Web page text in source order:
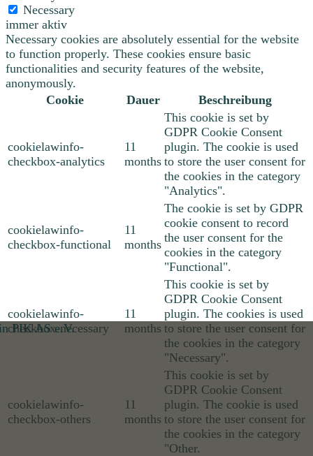
Necessary
immer aktiv
Necessary cookies are absolutely essential for the website
to function properly. These cookies ensure basic
functionalities and security features of the website,
anonymously.
Cookie
Dauer Beschreibung
cookielawinfo-
checkbox-analytics
11
months
This cookie is set by
GDPR Cookie Consent
plugin. The cookie is used
to store the user consent for
the cookies in the category
"Analytics".
cookielawinfo-
checkbox-functional
11
months
The cookie is set by GDPR
cookie consent to record
the user consent for the
cookies in the category
"Functional".
cookielawinfo-
checkbox-necessary
11
months
This cookie is set by
GDPR Cookie Consent
plugin. The cookies is used
to store the user consent for
the cookies in the category
"Necessary".
cookielawinfo-
checkbox-others
11
months
This cookie is set by
GDPR Cookie Consent
plugin. The cookie is used
to store the user consent for
the cookies in the category
"Other.